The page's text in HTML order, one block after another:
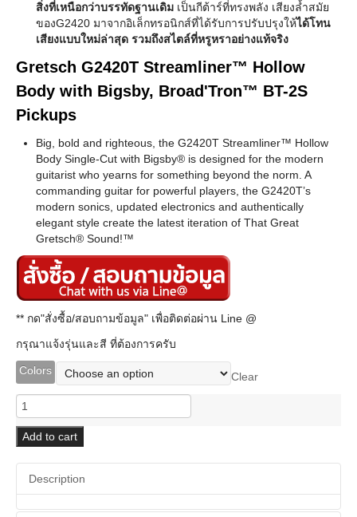
สิ่งที่เหนือกว่าบรรทัดฐานเดิม เป็นกีต้าร์ที่ทรงพลัง เสียงล้ำสมัย
ของG2420 มาจากอิเล็กทรอนิกส์ที่ได้รับการปรับปรุงให้ได้โทน
เสียงแบบใหม่ล่าสุด รวมถึงสไตล์ที่หรูหราอย่างแท้จริง
Gretsch G2420T Streamliner™ Hollow
Body with Bigsby, Broad'Tron™ BT-2S
Pickups
Big, bold and righteous, the G2420T Streamliner™ Hollow
Body Single-Cut with Bigsby® is designed for the modern
guitarist who yearns for something beyond the norm. A
commanding guitar for powerful players, the G2420T’s
modern sonics, updated electronics and authentically
elegant style create the latest iteration of That Great
Gretsch® Sound!™
** กด"สั่งซื้อ/สอบถามข้อมูล" เพื่อติดต่อผ่าน Line @
กรุณาแจ้งรุ่นและสี ที่ต้องการครับ
Colors
Clear
Gretsch
G2420T
Streamliner™
Hollow
Body
with
Bigsby,
Broad'Tron™
Add to cart
Description